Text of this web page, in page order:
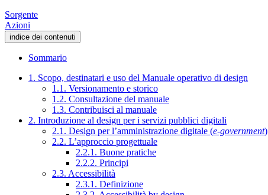
Sorgente
Azioni
indice dei contenuti
Sommario
1. Scopo, destinatari e uso del Manuale operativo di design
1.1. Versionamento e storico
1.2. Consultazione del manuale
1.3. Contribuisci al manuale
2. Introduzione al design per i servizi pubblici digitali
2.1. Design per l’amministrazione digitale (e-government)
2.2. L’approccio progettuale
2.2.1. Buone pratiche
2.2.2. Principi
2.3. Accessibilità
2.3.1. Definizione